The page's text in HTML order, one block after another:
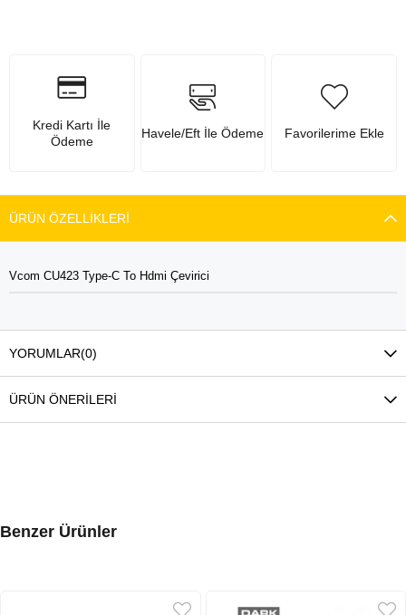
Kredi Kartı İle
Ödeme
Havele/Eft İle Ödeme Favorilerime Ekle
ÜRÜN ÖZELLIKLERI
Vcom CU423 Type-C To Hdmi Çevirici
YORUMLAR(0)
ÜRÜN ÖNERILERI
Benzer Ürünler